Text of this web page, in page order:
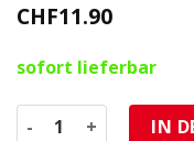
CHF11.90
sofort lieferbar
Gummi für Loch IN